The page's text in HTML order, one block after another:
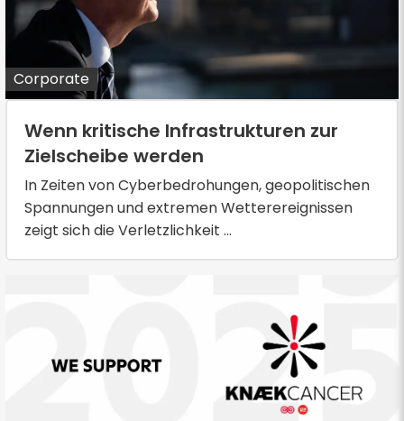
Corporate
Wenn kritische Infrastrukturen zur
Zielscheibe werden
In Zeiten von Cyberbedrohungen, geopolitischen
Spannungen und extremen Wetterereignissen
zeigt sich die Verletzlichkeit ...